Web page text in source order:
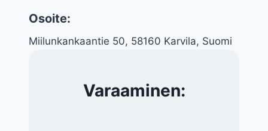
Osoite:
Miilunkankaantie 50, 58160 Karvila, Suomi
Varaaminen: